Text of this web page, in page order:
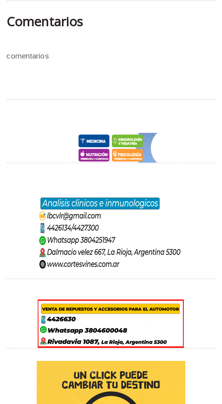
Comentarios
comentarios